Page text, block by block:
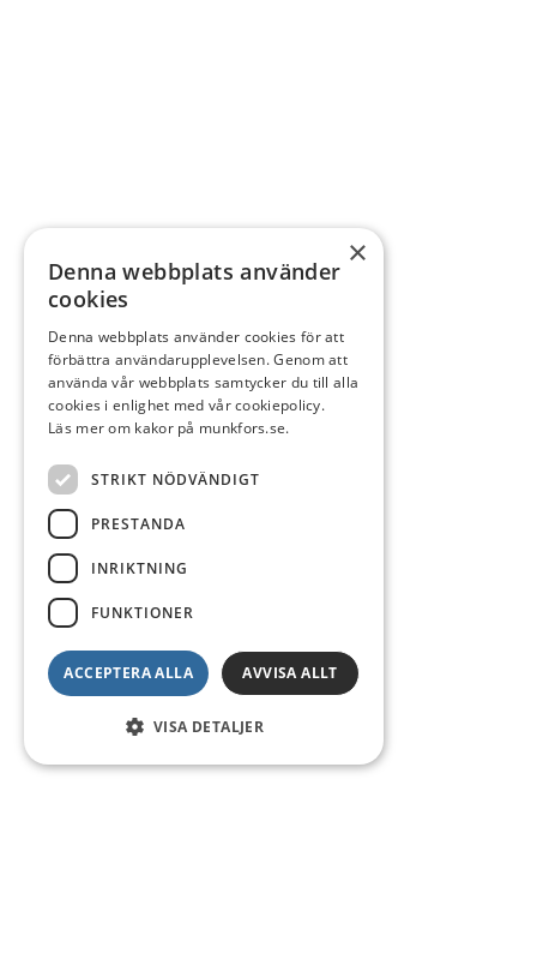
×
Denna webbplats använder
cookies
Denna webbplats använder cookies för att
förbättra användarupplevelsen. Genom att
använda vår webbplats samtycker du till alla
cookies i enlighet med vår cookiepolicy.
Läs mer om kakor på munkfors.se.
STRIKT NÖDVÄNDIGT
PRESTANDA
INRIKTNING
FUNKTIONER
ACCEPTERA ALLA AVVISA ALLT
VISA DETALJER